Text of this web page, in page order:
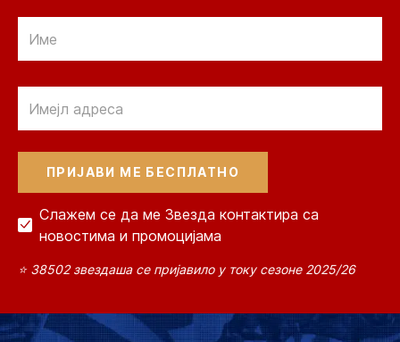
Слажем се да ме Звезда контактира са
новостима и промоцијама
⭐ 38502 звездаша се пријавило у току сезоне 2025/26